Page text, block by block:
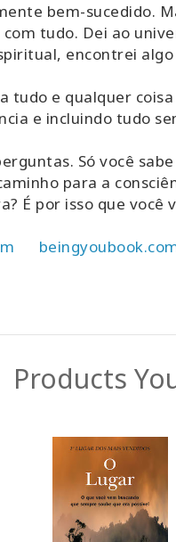
bem-sucedido.
tudo. Dei ao
encontrei
e qualquer
e incluindo tudo
Só você
para a
É por isso que você
Products